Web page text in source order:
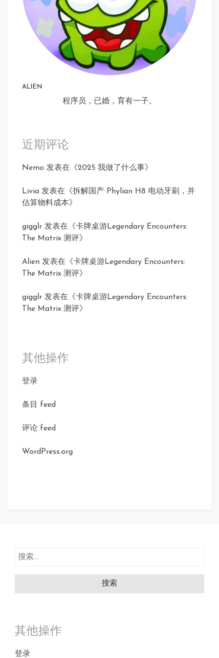
ALIEN
程序员，已婚，育有一子。
近期评论
Nemo 发表在《2025 我做了什么事》
Livia 发表在《拆解国产 Phylian H8 电动牙刷，并
估算物料成本》
gigglr 发表在《卡牌桌游Legendary Encounters:
The Matrix 测评》
Alien 发表在《卡牌桌游Legendary Encounters:
The Matrix 测评》
gigglr 发表在《卡牌桌游Legendary Encounters:
The Matrix 测评》
其他操作
登录
条目 feed
评论 feed
WordPress.org
搜
其他操作
登录